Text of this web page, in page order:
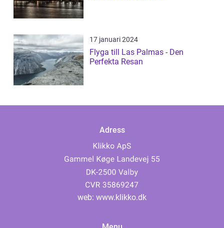
17 januari 2024
Flyga till Las Palmas - Den
Perfekta Resan
Adress
web: www.klikko.dk